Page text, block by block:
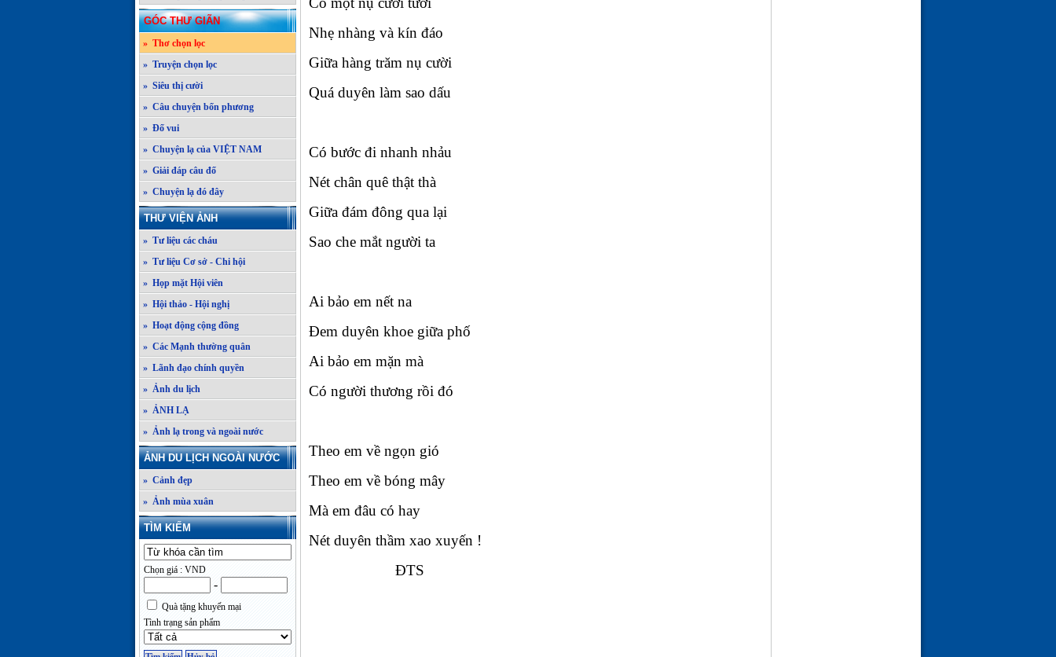
GÓC THƯ GIÃN
» Thơ chọn lọc
» Truyện chọn lọc
» Siêu thị cười
» Câu chuyện bốn phương
» Đố vui
» Chuyện lạ của VIỆT NAM
» Giải đáp câu đố
» Chuyện lạ đó đây
THƯ VIỆN ẢNH
» Tư liệu các cháu
» Tư liệu Cơ sở - Chi hội
» Họp mặt Hội viên
» Hội thảo - Hội nghị
» Hoạt động cộng đồng
» Các Mạnh thường quân
» Lãnh đạo chính quyền
» Ảnh du lịch
» ẢNH LẠ
» Ảnh lạ trong và ngoài nước
ẢNH DU LỊCH NGOÀI NƯỚC
» Cảnh đẹp
» Ảnh mùa xuân
TÌM KIẾM
Chọn giá : VND
-
Quà tặng khuyến mại
Tình trạng sản phẩm
Nhẹ nhàng và kín đáo
Giữa hàng trăm nụ cười
Quá duyên làm sao dấu
Có bước đi nhanh nhảu
Nét chân quê thật thà
Giữa đám đông qua lại
Sao che mắt người ta
Ai bảo em nết na
Đem duyên khoe giữa phố
Ai bảo em mặn mà
Có người thương rồi đó
Theo em về ngọn gió
Theo em về bóng mây
Mà em đâu có hay
Nét duyên thầm xao xuyến !
ĐTS